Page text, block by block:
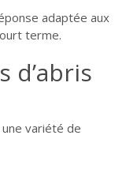
adaptée aux
terme.
d’abris
une variété de